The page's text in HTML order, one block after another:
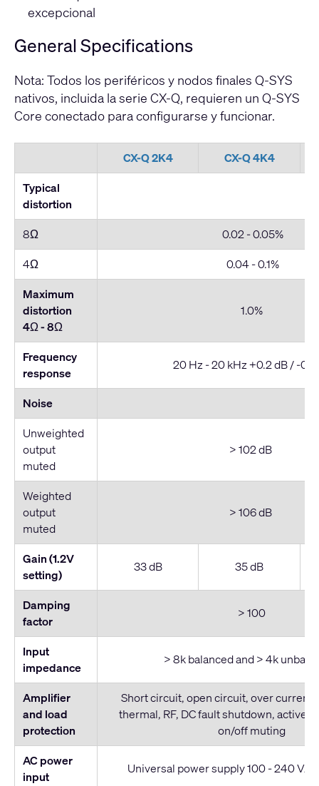
excepcional
General Specifications
Nota: Todos los periféricos y nodos finales Q-SYS
nativos, incluida la serie CX-Q, requieren un Q-SYS
Core conectado para configurarse y funcionar.
CX-Q 2K4
CX-Q 4K4
Typical
distortion
8Ω
0.02 - 0.05%
4Ω
0.04 - 0.1%
Maximum
distortion
4Ω - 8Ω
1.0%
Frequency
response
20 Hz - 20 kHz +0.2 dB / -0.7
Noise
Unweighted
output
muted
> 102 dB
Weighted
output
muted
> 106 dB
Gain (1.2V
setting)
33 dB 35 dB
Damping
factor
> 100
Input
impedance
> 8k balanced and > 4k
Amplifier
and load
protection
Short circuit, open circuit, over current,
thermal, RF, DC fault shutdown, active
on/off muting
AC power
input
Universal power supply 100 - 240